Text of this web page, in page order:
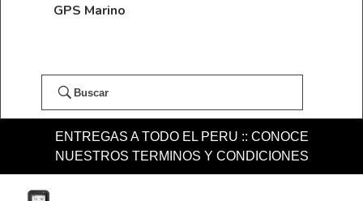
GPS Marino
Buscar
ENTREGAS A TODO EL PERU :: CONOCE
NUESTROS TERMINOS Y CONDICIONES